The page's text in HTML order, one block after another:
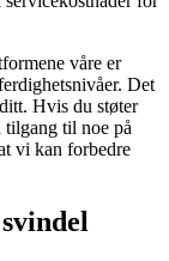
våre er
Det
Hvis du støter
tilgang til noe på
vi kan forbedre